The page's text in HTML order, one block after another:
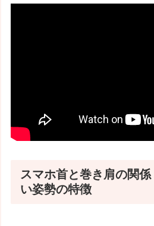
スマホ首と巻き肩の関
い姿勢の特徴